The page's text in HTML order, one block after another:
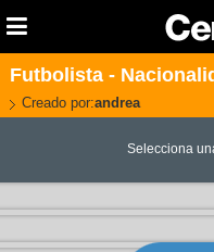
Futbolista -
Creado por:andrea
Selecciona